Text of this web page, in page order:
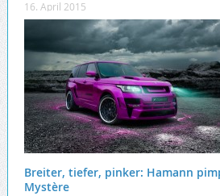
16. April 2015
Breiter, tiefer, pinker: Hamann
Mystère